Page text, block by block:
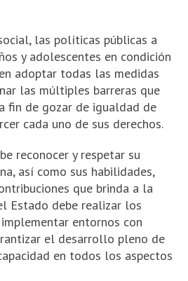
las políticas públicas a
y adolescentes en condición
adoptar todas las medidas
las múltiples barreras que
fin de gozar de igualdad de
cada uno de sus derechos.
reconocer y respetar su
así como sus habilidades,
que brinda a la
Estado debe realizar los
entornos con
el desarrollo pleno de
en todos los aspectos